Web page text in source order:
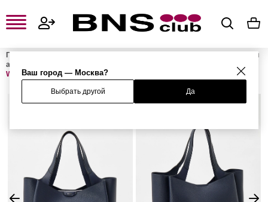
Ваш город — Москва?
Выбрать другой Да
Главная
Женские сумки и
аксессуары
WILLA